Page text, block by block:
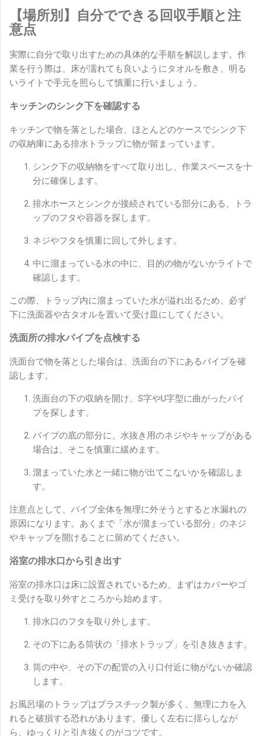
【場所別】自分でできる回収手順と注
意点
実際に自分で取り出すための具体的な手順を解説します。作
業を行う際は、床が濡れても良いようにタオルを敷き、明る
いライトで手元を照らして慎重に行いましょう。
キッチンのシンク下を確認する
キッチンで物を落とした場合、ほとんどのケースでシンク下
の収納庫にある排水トラップに物が留まっています。
シンク下の収納物をすべて取り出し、作業スペースを十
分に確保します。
排水ホースとシンクが接続されている部分にある、トラ
ップのフタや容器を探します。
ネジやフタを慎重に回して外します。
中に溜まっている水の中に、目的の物がないかライトで
確認します。
この際、トラップ内に溜まっていた水が溢れ出るため、必ず
下に洗面器や古タオルを置いて受け皿にしてください。
洗面所の排水パイプを点検する
洗面台で物を落とした場合は、洗面台の下にあるパイプを確
認します。
洗面台の下の収納を開け、S字やU字型に曲がったパイ
プを探します。
パイプの底の部分に、水抜き用のネジやキャップがある
場合は、そこを慎重に緩めます。
溜まっていた水と一緒に物が出てこないかを確認しま
す。
注意点として、パイプ全体を無理に外そうとすると水漏れの
原因になります。あくまで「水が溜まっている部分」のネジ
やキャップを開けることに留めてください。
浴室の排水口から引き出す
浴室の排水口は床に設置されているため、まずはカバーやゴ
ミ受けを取り外すところから始めます。
排水口のフタを取り外します。
その下にある筒状の「排水トラップ」を引き抜きます。
筒の中や、その下の配管の入り口付近に物がないか確認
します。
お風呂場のトラップはプラスチック製が多く、無理に力を入
れると破損する恐れがあります。優しく左右に揺らしなが
ら、ゆっくりと引き抜くのがコツです。